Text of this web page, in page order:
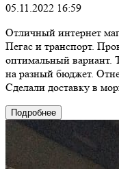
05.11.2022 16:59
Отличный интернет
Пегас и транспорт.
оптимальный вариант.
на разный бюджет.
Сделали доставку в
Подробнее